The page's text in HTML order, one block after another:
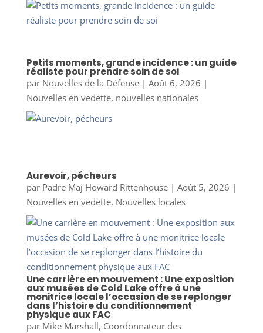
Petits moments, grande incidence : un guide
réaliste pour prendre soin de soi
par Nouvelles de la Défense| Août 6, 2026 |
Nouvelles en vedette, nouvelles nationales
Aurevoir, pécheurs
par Padre Maj Howard Rittenhouse| Août 5, 2026 |
Nouvelles en vedette, Nouvelles locales
Une carrière en mouvement : Une exposition
aux musées de Cold Lake offre à une
monitrice locale l’occasion de se replonger
dans l’histoire du conditionnement
physique aux FAC
par Mike Marshall, Coordonnateur des